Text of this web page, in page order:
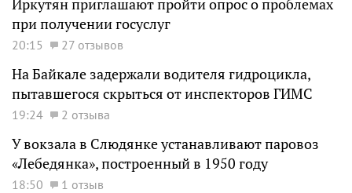
Иркутян приглашают пройти опрос о проблемах
при получении госуслуг
20:15 27 отзывов
На Байкале задержали водителя гидроцикла,
пытавшегося скрыться от инспекторов ГИМС
19:24 2 отзыва
У вокзала в Слюдянке устанавливают паровоз
«Лебедянка», построенный в 1950 году
18:50
1 отзыв